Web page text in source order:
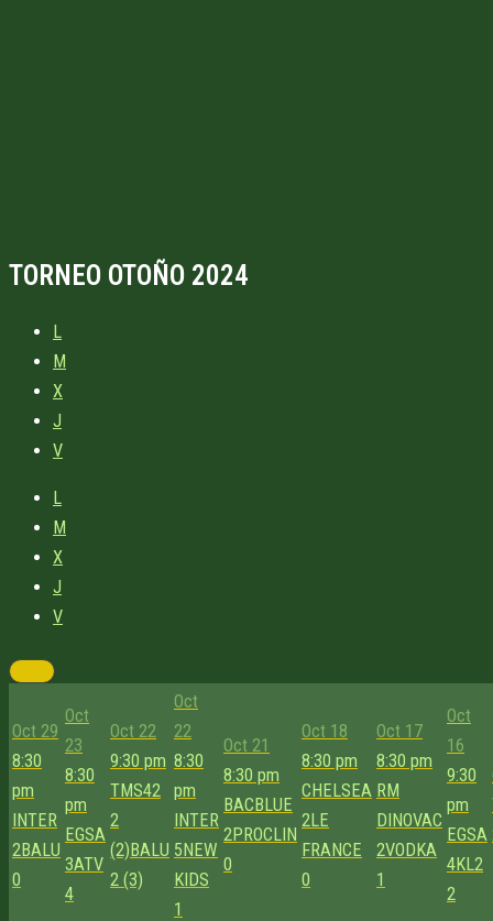
TORNEO OTOÑO 2024
L
M
X
J
V
L
M
X
J
V
Oct 29
8:30
pm
INTER
2BALU
0
Oct
23
8:30
pm
EGSA
3ATV
4
Oct 22
9:30 pm
TMS42
2
(2)BALU
2 (3)
Oct
22
8:30
pm
INTER
5NEW
KIDS
1
Oct 21
8:30 pm
BACBLUE
2PROCLIN
0
Oct 18
8:30 pm
CHELSEA
2LE
FRANCE
0
Oct 17
8:30 pm
RM
DINOVAC
2VODKA
1
Oct
16
9:30
pm
EGSA
4KL2
2